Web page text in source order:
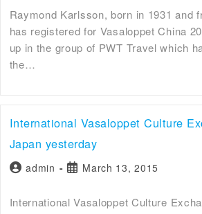
Raymond Karlsson, born in 1931 and
has registered for Vasaloppet China
up in the group of PWT Travel which
the…
International Vasaloppet Culture
Japan yesterday
admin March 13, 2015
International Vasaloppet Culture